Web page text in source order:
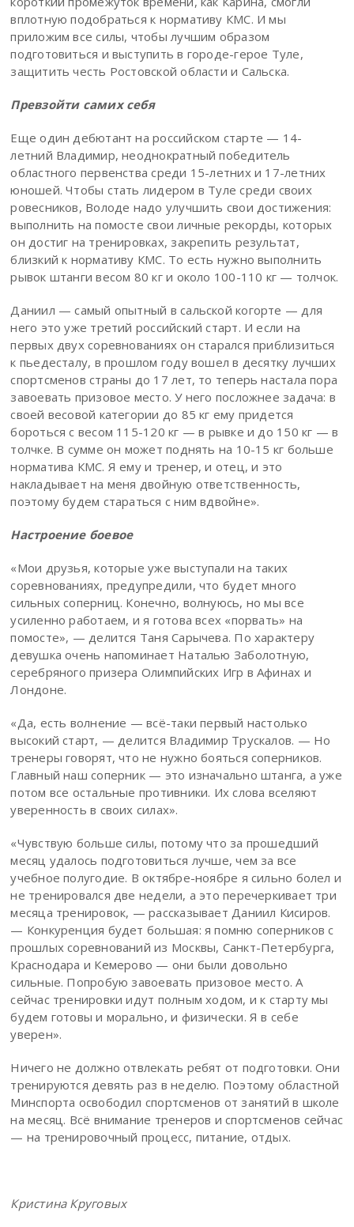
вплотную подобраться к нормативу КМС. И мы
приложим все силы, чтобы лучшим образом
подготовиться и выступить в городе-герое Туле,
защитить честь Ростовской области и Сальска.
Превзойти самих себя
Еще один дебютант на российском старте — 14-
летний Владимир, неоднократный победитель
областного первенства среди 15-летних и 17-летних
юношей. Чтобы стать лидером в Туле среди своих
ровесников, Володе надо улучшить свои достижения:
выполнить на помосте свои личные рекорды, которых
он достиг на тренировках, закрепить результат,
близкий к нормативу КМС. То есть нужно выполнить
рывок штанги весом 80 кг и около 100-110 кг — толчок.
Даниил — самый опытный в сальской когорте — для
него это уже третий российский старт. И если на
первых двух соревнованиях он старался приблизиться
к пьедесталу, в прошлом году вошел в десятку лучших
спортсменов страны до 17 лет, то теперь настала пора
завоевать призовое место. У него посложнее задача: в
своей весовой категории до 85 кг ему придется
бороться с весом 115-120 кг — в рывке и до 150 кг — в
толчке. В сумме он может поднять на 10-15 кг больше
норматива КМС. Я ему и тренер, и отец, и это
накладывает на меня двойную ответственность,
поэтому будем стараться с ним вдвойне».
Настроение боевое
«Мои друзья, которые уже выступали на таких
соревнованиях, предупредили, что будет много
сильных соперниц. Конечно, волнуюсь, но мы все
усиленно работаем, и я готова всех «порвать» на
помосте», — делится Таня Сарычева. По характеру
девушка очень напоминает Наталью Заболотную,
серебряного призера Олимпийских Игр в Афинах и
Лондоне.
«Да, есть волнение — всё-таки первый настолько
высокий старт, — делится Владимир Трускалов. — Но
тренеры говорят, что не нужно бояться соперников.
Главный наш соперник — это изначально штанга, а уже
потом все остальные противники. Их слова вселяют
уверенность в своих силах».
«Чувствую больше силы, потому что за прошедший
месяц удалось подготовиться лучше, чем за все
учебное полугодие. В октябре-ноябре я сильно болел и
не тренировался две недели, а это перечеркивает три
месяца тренировок, — рассказывает Даниил Кисиров.
— Конкуренция будет большая: я помню соперников с
прошлых соревнований из Москвы, Санкт-Петербурга,
Краснодара и Кемерово — они были довольно
сильные. Попробую завоевать призовое место. А
сейчас тренировки идут полным ходом, и к старту мы
будем готовы и морально, и физически. Я в себе
уверен».
Ничего не должно отвлекать ребят от подготовки. Они
тренируются девять раз в неделю. Поэтому областной
Минспорта освободил спортсменов от занятий в школе
на месяц. Всё внимание тренеров и спортсменов сейчас
— на тренировочный процесс, питание, отдых.
Кристина Круговых